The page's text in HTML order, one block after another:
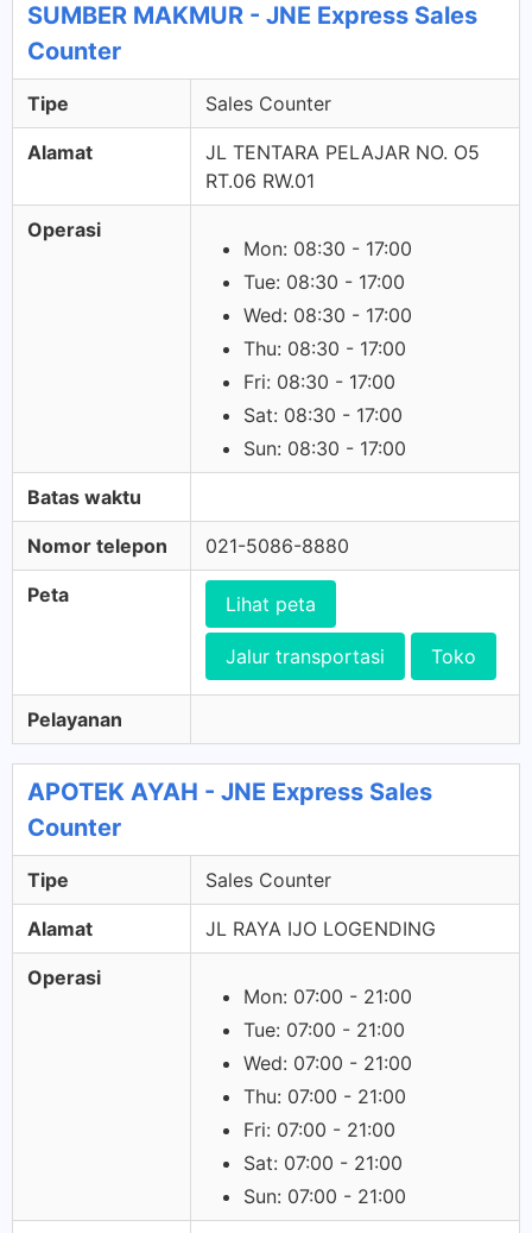
SUMBER MAKMUR - JNE Express Sales
Counter
Tipe Sales Counter
Alamat
JL TENTARA PELAJAR NO. O5
RT.06 RW.01
Operasi
Mon: 08:30 - 17:00
Tue: 08:30 - 17:00
Wed: 08:30 - 17:00
Thu: 08:30 - 17:00
Fri: 08:30 - 17:00
Sat: 08:30 - 17:00
Sun: 08:30 - 17:00
Batas waktu
Nomor telepon 021-5086-8880
Peta Lihat peta
Jalur transportasi Toko
Pelayanan
APOTEK AYAH - JNE Express Sales
Counter
Tipe Sales Counter
Alamat JL RAYA IJO LOGENDING
Operasi
Mon: 07:00 - 21:00
Tue: 07:00 - 21:00
Wed: 07:00 - 21:00
Thu: 07:00 - 21:00
Fri: 07:00 - 21:00
Sat: 07:00 - 21:00
Sun: 07:00 - 21:00